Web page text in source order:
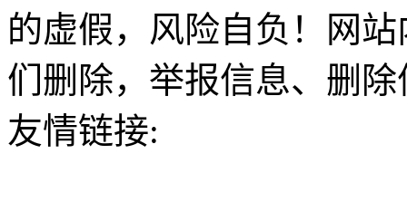
的虚假，风险自负！网
们删除，举报信息、删
友情链接: